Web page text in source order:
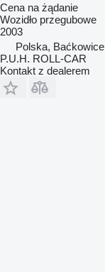
Cena na żądanie
Wozidło przegubowe
2003
Polska, Baćkowice
P.U.H. ROLL-CAR
Kontakt z dealerem